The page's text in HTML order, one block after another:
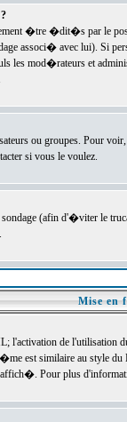
�tre �dit�s par le
associ� avec lui). Si
les mod�rateurs et
ou groupes. Pour
si vous le voulez.
(afin d'�viter le
Mise en
de l'utilisation
est similaire au style
Pour plus